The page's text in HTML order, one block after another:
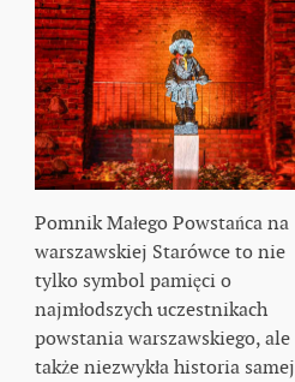
Pomnik Małego Powstańca na
warszawskiej Starówce to nie
tylko symbol pamięci o
najmłodszych uczestnikach
powstania warszawskiego, ale
także niezwykła historia samej